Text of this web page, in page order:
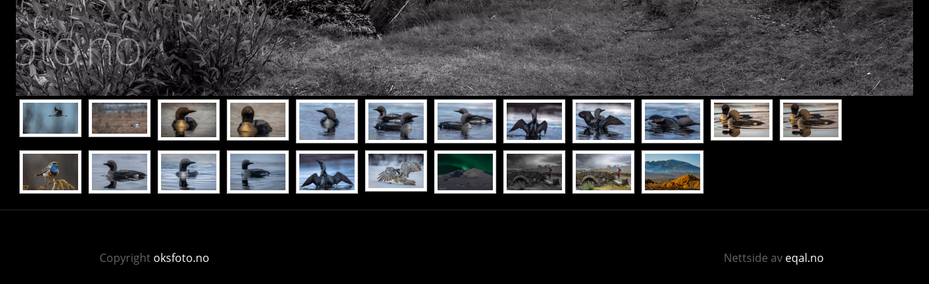
Copyright oksfoto.no Nettside av eqal.no